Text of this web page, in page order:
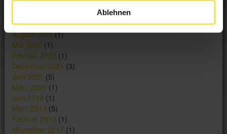
Ablehnen
Mai 2024(1)
September 2023(1)
August 2023(1)
Mai 2022 (1)
Februar 2022 (1)
Dezember 2021 (3)
Juni 2021 (5)
März 2020 (1)
Juni 2019 (1)
März 2018 (5)
Februar 2018 (1)
November 2017 (1)